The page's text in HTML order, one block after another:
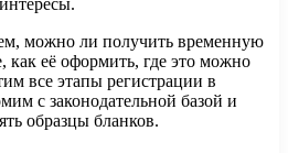
можно ли получить временную
как её оформить, где это можно
все этапы регистрации в
с законодательной базой и
образцы бланков.